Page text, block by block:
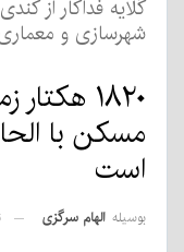
گلایه فداکار از
شهرسازی و
۱۸۲۰
مسکن با
است
بوسیله الهام سرگزی